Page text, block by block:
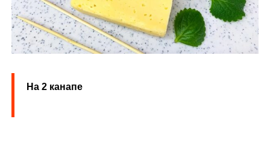
На 2 канапе